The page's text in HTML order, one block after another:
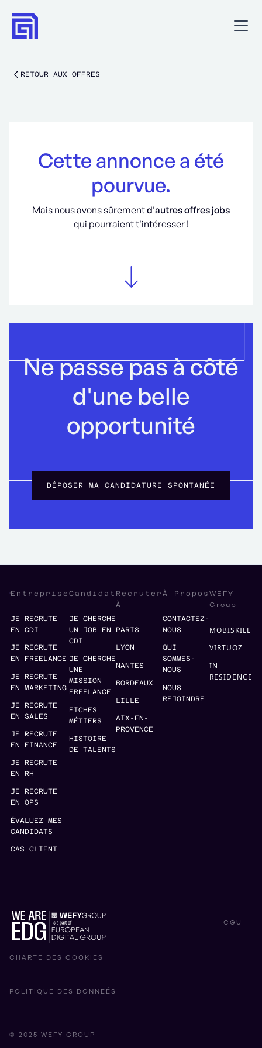
RETOUR AUX OFFRES
Cette annonce a été
pourvue.
Mais nous avons sûrementd'autres offres jobs
qui pourraient t'intéresser !
Ne passe pas à côté
d'une belle
opportunité
DÉPOSER MA CANDIDATURE SPONTANÉE
Entreprise
JE RECRUTE
EN CDI
JE RECRUTE
EN FREELANCE
JE RECRUTE
EN MARKETING
JE RECRUTE
EN SALES
JE RECRUTE
EN FINANCE
JE RECRUTE
EN RH
JE RECRUTE
EN OPS
ÉVALUEZ MES
CANDIDATS
CAS CLIENT
Candidat
JE CHERCHE
UN JOB EN
CDI
JE CHERCHE
UNE
MISSION
FREELANCE
FICHES
MÉTIERS
HISTOIRE
DE TALENTS
Recruter
À
PARIS
LYON
NANTES
BORDEAUX
LILLE
AIX-EN-
PROVENCE
À Propos
CONTACTEZ-
NOUS
QUI
SOMMES-
NOUS
NOUS
REJOINDRE
WEFY
Group
MOBISKILL
VIRTUOZ
IN
RESIDENCE
© 2025 WEFY GROUP
CHARTE DES COOKIES
POLITIQUE DES DONNEÉS
CGU